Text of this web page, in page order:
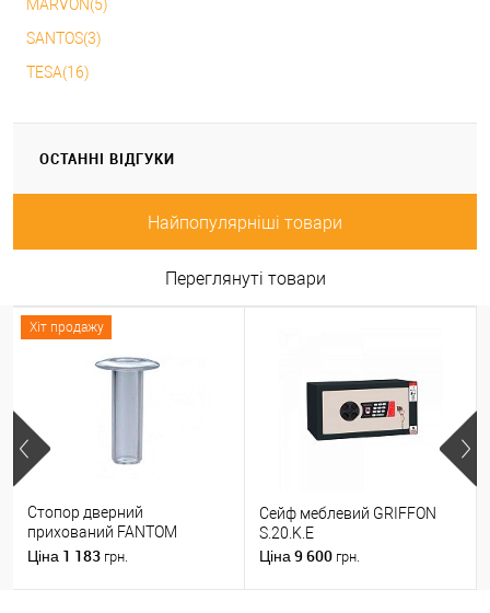
MARVON(5)
SANTOS(3)
TESA(16)
ОСТАННІ ВІДГУКИ
Найпопулярніші товари
Переглянуті товари
Хіт продажу
Стопор дверний
прихований FANTOM
PREMIUM магнітний
Ціна 1 183 грн.
Сейф меблевий GRIFFON
S.20.K.E
Ціна 9 600 грн.